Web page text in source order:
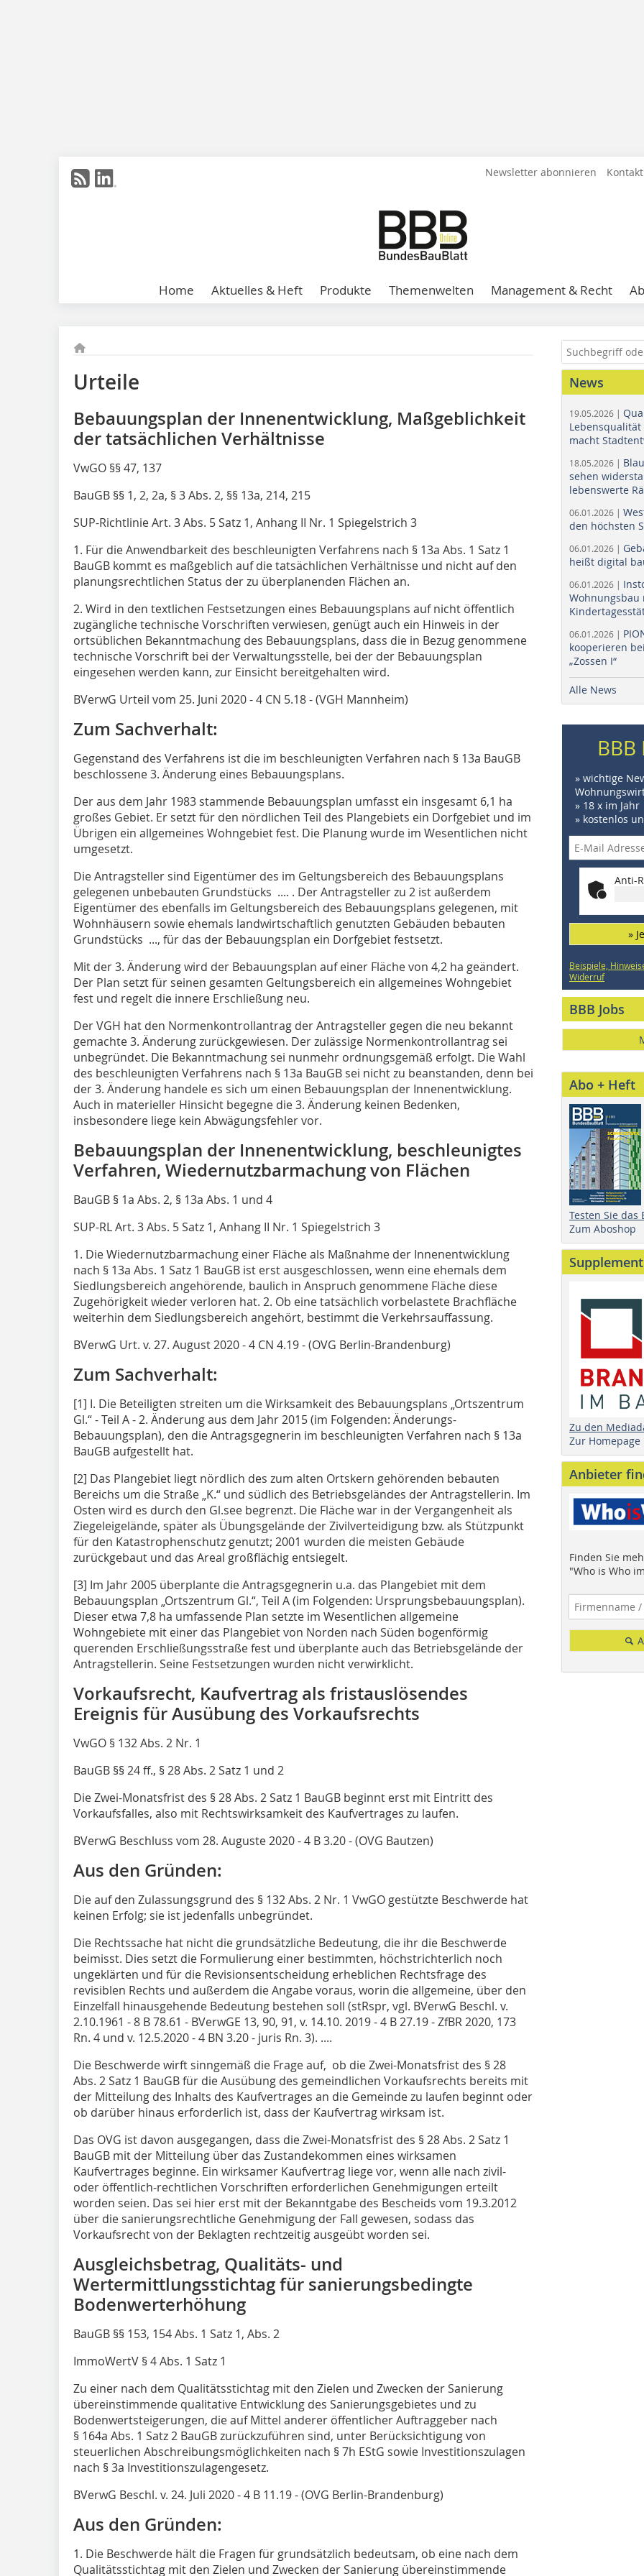
Newsletter abonnieren
Home Aktuelles & Heft Produkte Themenwelten Management & Recht
Urteile
Bebauungsplan der Innenentwicklung, Maßgeblichkeit
der tatsächlichen Verhältnisse
VwGO §§ 47, 137
BauGB §§ 1, 2, 2a, § 3 Abs. 2, §§ 13a, 214, 215
SUP-Richtlinie Art. 3 Abs. 5 Satz 1, Anhang II Nr. 1 Spiegelstrich 3
1. Für die Anwendbarkeit des beschleunigten Verfahrens nach § 13a Abs. 1 Satz 1
BauGB kommt es maßgeblich auf die tatsächlichen Verhältnisse und nicht auf den
planungsrechtlichen Status der zu überplanenden Flächen an.
2. Wird in den textlichen Festsetzungen eines Bebauungsplans auf nicht öffentlich
zugängliche technische Vorschriften verwiesen, genügt auch ein Hinweis in der
ortsüblichen Bekanntmachung des Bebauungsplans, dass die in Bezug genommene
technische Vorschrift bei der Verwaltungsstelle, bei der der Bebauungsplan
eingesehen werden kann, zur Einsicht bereitgehalten wird.
BVerwG Urteil vom 25. Juni 2020 - 4 CN 5.18 - (VGH Mannheim)
Zum Sachverhalt:
Gegenstand des Verfahrens ist die im beschleunigten Verfahren nach § 13a BauGB
beschlossene 3. Änderung eines Bebauungsplans.
Der aus dem Jahr 1983 stammende Bebauungsplan umfasst ein insgesamt 6,1 ha
großes Gebiet. Er setzt für den nördlichen Teil des Plangebiets ein Dorfgebiet und im
Übrigen ein allgemeines Wohngebiet fest. Die Planung wurde im Wesentlichen nicht
umgesetzt.
Die Antragsteller sind Eigentümer des im Geltungsbereich des Bebauungsplans
gelegenen unbebauten Grundstücks .... . Der Antragsteller zu 2 ist außerdem
Eigentümer des ebenfalls im Geltungsbereich des Bebauungsplans gelegenen, mit
Wohnhäusern sowie ehemals landwirtschaftlich genutzten Gebäuden bebauten
Grundstücks ..., für das der Bebauungsplan ein Dorfgebiet festsetzt.
Mit der 3. Änderung wird der Bebauungsplan auf einer Fläche von 4,2 ha geändert.
Der Plan setzt für seinen gesamten Geltungsbereich ein allgemeines Wohngebiet
fest und regelt die innere Erschließung neu.
Der VGH hat den Normenkontrollantrag der Antragsteller gegen die neu bekannt
gemachte 3. Änderung zurückgewiesen. Der zulässige Normenkontrollantrag sei
unbegründet. Die Bekanntmachung sei nunmehr ordnungsgemäß erfolgt. Die Wahl
des beschleunigten Verfahrens nach § 13a BauGB sei nicht zu beanstanden, denn bei
der 3. Änderung handele es sich um einen Bebauungsplan der Innenentwicklung.
Auch in materieller Hinsicht begegne die 3. Änderung keinen Bedenken,
insbesondere liege kein Abwägungsfehler vor.
Bebauungsplan der Innenentwicklung, beschleunigtes
Verfahren, Wiedernutzbarmachung von Flächen
BauGB § 1a Abs. 2, § 13a Abs. 1 und 4
SUP-RL Art. 3 Abs. 5 Satz 1, Anhang II Nr. 1 Spiegelstrich 3
1. Die Wiedernutzbarmachung einer Fläche als Maßnahme der Innenentwicklung
nach § 13a Abs. 1 Satz 1 BauGB ist erst ausgeschlossen, wenn eine ehemals dem
Siedlungsbereich angehörende, baulich in Anspruch genommene Fläche diese
Zugehörigkeit wieder verloren hat. 2. Ob eine tatsächlich vorbelastete Brachfläche
weiterhin dem Siedlungsbereich angehört, bestimmt die Verkehrsauffassung.
BVerwG Urt. v. 27. August 2020 - 4 CN 4.19 - (OVG Berlin-Brandenburg)
Zum Sachverhalt:
[1] I. Die Beteiligten streiten um die Wirksamkeit des Bebauungsplans „Ortszentrum
Gl.“ - Teil A - 2. Änderung aus dem Jahr 2015 (im Folgenden: Änderungs-
Bebauungsplan), den die Antragsgegnerin im beschleunigten Verfahren nach § 13a
BauGB aufgestellt hat.
[2] Das Plangebiet liegt nördlich des zum alten Ortskern gehörenden bebauten
Bereichs um die Straße „K.“ und südlich des Betriebsgeländes der Antragstellerin. Im
Osten wird es durch den Gl.see begrenzt. Die Fläche war in der Vergangenheit als
Ziegeleigelände, später als Übungsgelände der Zivilverteidigung bzw. als Stützpunkt
für den Katastrophenschutz genutzt; 2001 wurden die meisten Gebäude
zurückgebaut und das Areal großflächig entsiegelt.
[3] Im Jahr 2005 überplante die Antragsgegnerin u.a. das Plangebiet mit dem
Bebauungsplan „Ortszentrum Gl.“, Teil A (im Folgenden: Ursprungsbebauungsplan).
Dieser etwa 7,8 ha umfassende Plan setzte im Wesentlichen allgemeine
Wohngebiete mit einer das Plangebiet von Norden nach Süden bogenförmig
querenden Erschließungsstraße fest und überplante auch das Betriebsgelände der
Antragstellerin. Seine Festsetzungen wurden nicht verwirklicht.
Vorkaufsrecht, Kaufvertrag als fristauslösendes
Ereignis für Ausübung des Vorkaufsrechts
VwGO § 132 Abs. 2 Nr. 1
BauGB §§ 24 ff., § 28 Abs. 2 Satz 1 und 2
Die Zwei-Monatsfrist des § 28 Abs. 2 Satz 1 BauGB beginnt erst mit Eintritt des
Vorkaufsfalles, also mit Rechtswirksamkeit des Kaufvertrages zu laufen.
BVerwG Beschluss vom 28. Auguste 2020 - 4 B 3.20 - (OVG Bautzen)
Aus den Gründen:
Die auf den Zulassungsgrund des § 132 Abs. 2 Nr. 1 VwGO gestützte Beschwerde hat
keinen Erfolg; sie ist jedenfalls unbegründet.
Die Rechtssache hat nicht die grundsätzliche Bedeutung, die ihr die Beschwerde
beimisst. Dies setzt die Formulierung einer bestimmten, höchstrichterlich noch
ungeklärten und für die Revisionsentscheidung erheblichen Rechtsfrage des
revisiblen Rechts und außerdem die Angabe voraus, worin die allgemeine, über den
Einzelfall hinausgehende Bedeutung bestehen soll (stRspr, vgl. BVerwG Beschl. v.
2.10.1961 - 8 B 78.61 - BVerwGE 13, 90, 91, v. 14.10. 2019 - 4 B 27.19 - ZfBR 2020, 173
Rn. 4 und v. 12.5.2020 - 4 BN 3.20 - juris Rn. 3). ....
Die Beschwerde wirft sinngemäß die Frage auf, ob die Zwei-Monatsfrist des § 28
Abs. 2 Satz 1 BauGB für die Ausübung des gemeindlichen Vorkaufsrechts bereits mit
der Mitteilung des Inhalts des Kaufvertrages an die Gemeinde zu laufen beginnt oder
ob darüber hinaus erforderlich ist, dass der Kaufvertrag wirksam ist.
Das OVG ist davon ausgegangen, dass die Zwei-Monatsfrist des § 28 Abs. 2 Satz 1
BauGB mit der Mitteilung über das Zustandekommen eines wirksamen
Kaufvertrages beginne. Ein wirksamer Kaufvertrag liege vor, wenn alle nach zivil-
oder öffentlich-rechtlichen Vorschriften erforderlichen Genehmigungen erteilt
worden seien. Das sei hier erst mit der Bekanntgabe des Bescheids vom 19.3.2012
über die sanierungsrechtliche Genehmigung der Fall gewesen, sodass das
Vorkaufsrecht von der Beklagten rechtzeitig ausgeübt worden sei.
Ausgleichsbetrag, Qualitäts- und
Wertermittlungsstichtag für sanierungsbedingte
Bodenwerterhöhung
BauGB §§ 153, 154 Abs. 1 Satz 1, Abs. 2
ImmoWertV § 4 Abs. 1 Satz 1
Zu einer nach dem Qualitätsstichtag mit den Zielen und Zwecken der Sanierung
übereinstimmende qualitative Entwicklung des Sanierungsgebietes und zu
Bodenwertsteigerungen, die auf Mittel anderer öffentlicher Auftraggeber nach
§ 164a Abs. 1 Satz 2 BauGB zurückzuführen sind, unter Berücksichtigung von
steuerlichen Abschreibungsmöglichkeiten nach § 7h EStG sowie Investitionszulagen
nach § 3a Investitionszulagengesetz.
BVerwG Beschl. v. 24. Juli 2020 - 4 B 11.19 - (OVG Berlin-Brandenburg)
Aus den Gründen:
1. Die Beschwerde hält die Fragen für grundsätzlich bedeutsam, ob eine nach dem
Qualitätsstichtag mit den Zielen und Zwecken der Sanierung übereinstimmende
News
19.05.2026 |
macht
18.05.2026 |
sehen
lebenswerte
06.01.2026 |
den höchsten
06.01.2026 |
heißt digital
06.01.2026 |
Wohnungsbau
06.01.2026 |
kooperieren
„Zossen I“
Alle News
» wichtige
» 18 x im Jahr
» kostenlos
Anti-
»
Beispiele,
Widerruf
BBB Jobs
Abo + Heft
Testen Sie das
Zum Aboshop
Supplement
Zu den
Zur Homepage
Anbieter
Finden Sie
"Who is Who